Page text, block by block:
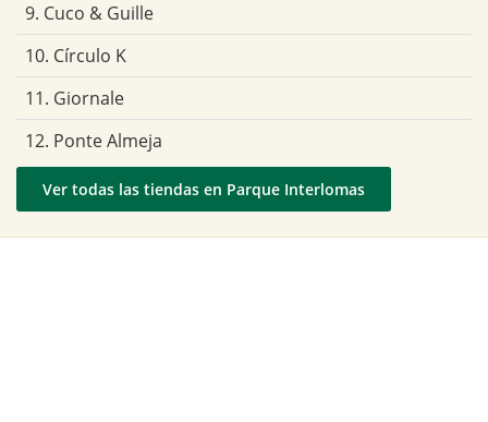
9. Cuco & Guille
10. Círculo K
11. Giornale
12. Ponte Almeja
Ver todas las tiendas en Parque Interlomas